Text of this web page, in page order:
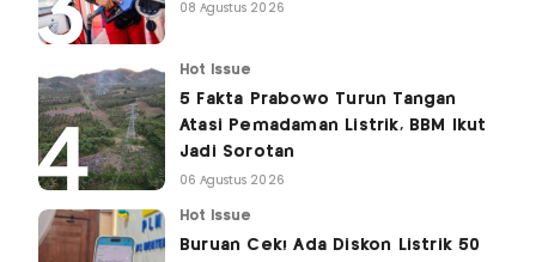
08 Agustus 2026
Hot Issue
5 Fakta Prabowo Turun Tangan
Atasi Pemadaman Listrik, BBM Ikut
Jadi Sorotan
06 Agustus 2026
Hot Issue
Buruan Cek! Ada Diskon Listrik 50